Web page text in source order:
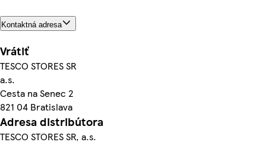
Kontaktná adresa
Vrátiť
TESCO STORES SR
a.s.
Cesta na Senec 2
821 04 Bratislava
Adresa distribútora
TESCO STORES SR, a.s.